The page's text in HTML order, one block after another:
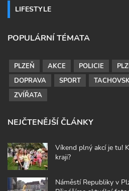
LIFESTYLE
POPULÁRNÍ TÉMATA
PLZEŇ AKCE POLICIE
DOPRAVA
SPORT
ZVÍŘATA
NEJČTENĚJŠÍ ČLÁNKY
Víkend plný akcí je tu!
kraji?
Náměstí Republiky v